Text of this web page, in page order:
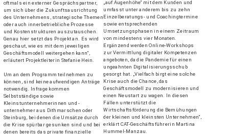
oftmals ein externer Gesprächspartner,
um sich über die Zukunftsausrichtung
des Unternehmens, strategische Themen
oder auch innerbetriebliche Prozesse
und Kostenstrukturen auszutauschen.
Genau hier setzt das Projekt an. Es wird
geschaut, wie es mit dem jeweiligen
Geschäftsmodell weitergehen kann“,
erläutert Projektleiterin Stefanie Hein.
Um an dem Programm teilnehmen zu
können, sind keine aufwendigen Anträge
notwendig. Infrage kommen
Selbstständige sowie
Kleinstunternehmerinnen und -
unternehmer aus Dithmarschen oder
Steinburg, bei denen die Umsätze durch
die Krise spürbar gesunken sind und bei
denen bereits das private finanzielle
„auf Augenhöhe“ mit dem Kunden und
umfasst unter anderem bis zu zehn
Einzelberatungs- und Coachingtermine
sowie entsprechenden
Umsetzungsphasen in einem Zeitraum
von mindestens vier Monaten.
Ergänzend werden Online-Workshops
zur Vermittlung digitaler Kompetenzen
angeboten, da die Pandemie für einen
ungeahnten Digitalisierungsschub
gesorgt hat. „Vielfach birgt eine solche
Krise auch die Chance, das
Geschäftsmodell zu modernisieren und
einen Neustart zu wagen. In diesen
Fällen unterstützt die
Wirtschaftsförderung die Bemühungen
der kleinen und kleinsten Unternehmen“,
erklärt CAT-Geschäftsführerin Martina
Hummel-Manzau.